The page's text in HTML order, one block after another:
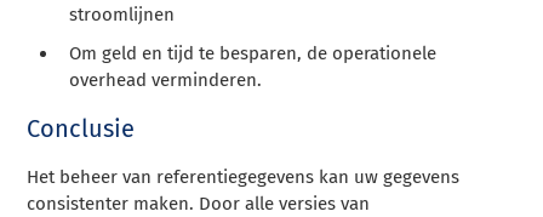
stroomlijnen
Om geld en tijd te besparen, de operationele
overhead verminderen.
Conclusie
Het beheer van referentiegegevens kan uw gegevens
consistenter maken. Door alle versies van